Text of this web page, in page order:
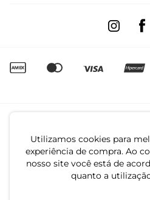
Utilizamos cookies para
experiência de compra. Ao
nosso site você está de
quanto a
Regulamento de Promoções
Canal de Denúncias | Ética